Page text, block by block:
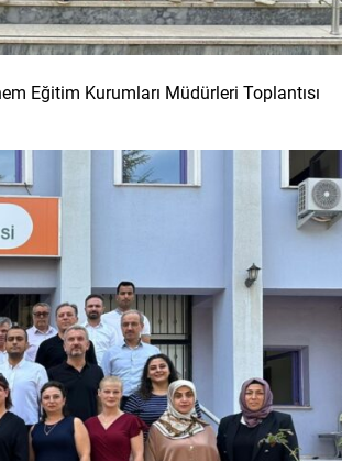
Eğitim Kurumları Müdürleri Toplantısı